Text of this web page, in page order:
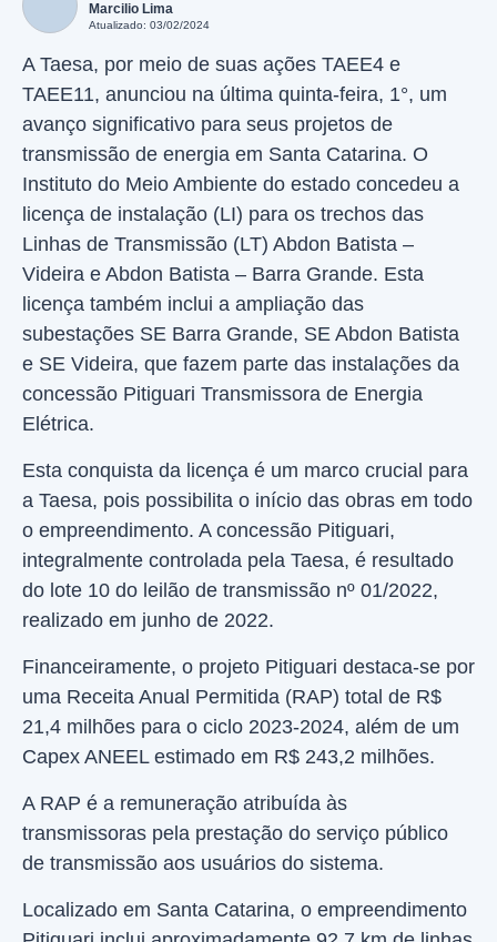
Marcilio Lima
Atualizado: 03/02/2024
A Taesa, por meio de suas ações TAEE4 e
TAEE11, anunciou na última quinta-feira, 1°, um
avanço significativo para seus projetos de
transmissão de energia em Santa Catarina. O
Instituto do Meio Ambiente do estado concedeu a
licença de instalação (LI) para os trechos das
Linhas de Transmissão (LT) Abdon Batista –
Videira e Abdon Batista – Barra Grande. Esta
licença também inclui a ampliação das
subestações SE Barra Grande, SE Abdon Batista
e SE Videira, que fazem parte das instalações da
concessão Pitiguari Transmissora de Energia
Elétrica.
Esta conquista da licença é um marco crucial para
a Taesa, pois possibilita o início das obras em todo
o empreendimento. A concessão Pitiguari,
integralmente controlada pela Taesa, é resultado
do lote 10 do leilão de transmissão nº 01/2022,
realizado em junho de 2022.
Financeiramente, o projeto Pitiguari destaca-se por
uma Receita Anual Permitida (RAP) total de R$
21,4 milhões para o ciclo 2023-2024, além de um
Capex ANEEL estimado em R$ 243,2 milhões.
A RAP é a remuneração atribuída às
transmissoras pela prestação do serviço público
de transmissão aos usuários do sistema.
Localizado em Santa Catarina, o empreendimento